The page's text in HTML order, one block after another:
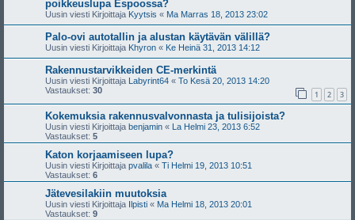
poikkeuslupa Espoossa?
Uusin viesti Kirjoittaja Kyytsis « Ma Marras 18, 2013 23:02
Palo-ovi autotallin ja alustan käytävän välillä?
Uusin viesti Kirjoittaja Khyron « Ke Heinä 31, 2013 14:12
Rakennustarvikkeiden CE-merkintä
Uusin viesti Kirjoittaja Labyrint64 « To Kesä 20, 2013 14:20
Vastaukset: 30 1 2 3
Kokemuksia rakennusvalvonnasta ja tulisijoista?
Uusin viesti Kirjoittaja benjamin « La Helmi 23, 2013 6:52
Vastaukset: 5
Katon korjaamiseen lupa?
Uusin viesti Kirjoittaja pvalila « Ti Helmi 19, 2013 10:51
Vastaukset: 6
Jätevesilakiin muutoksia
Uusin viesti Kirjoittaja Ilpisti « Ma Helmi 18, 2013 20:01
Vastaukset: 9